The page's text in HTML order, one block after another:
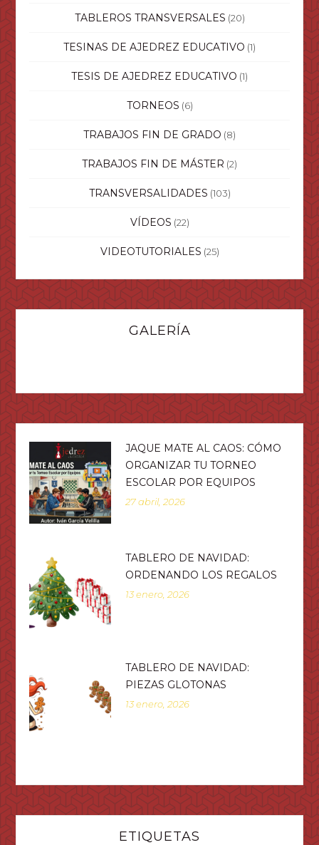
TABLEROS TRANSVERSALES (20)
TESINAS DE AJEDREZ EDUCATIVO (1)
TESIS DE AJEDREZ EDUCATIVO (1)
TORNEOS (6)
TRABAJOS FIN DE GRADO (8)
TRABAJOS FIN DE MÁSTER (2)
TRANSVERSALIDADES (103)
VÍDEOS (22)
VIDEOTUTORIALES (25)
GALERÍA
JAQUE MATE AL CAOS: CÓMO
ORGANIZAR TU TORNEO
ESCOLAR POR EQUIPOS
27 abril, 2026
TABLERO DE NAVIDAD:
ORDENANDO LOS REGALOS
13 enero, 2026
TABLERO DE NAVIDAD:
PIEZAS GLOTONAS
13 enero, 2026
ETIQUETAS